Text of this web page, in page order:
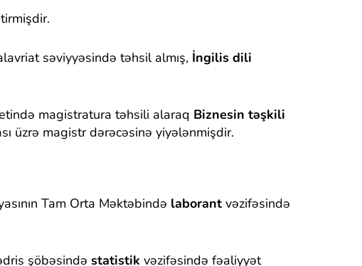
səviyyəsində təhsil almış, İngilis dili
magistratura təhsili alaraq Biznesin təşkili
üzrə magistr dərəcəsinə yiyələnmişdir.
Tam Orta Məktəbində laborantvəzifəsində
şöbəsində statistik vəzifəsində fəaliyyət